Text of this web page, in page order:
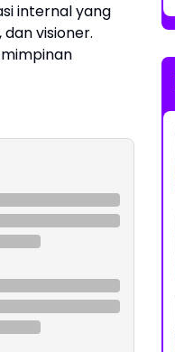
internal yang
visioner.